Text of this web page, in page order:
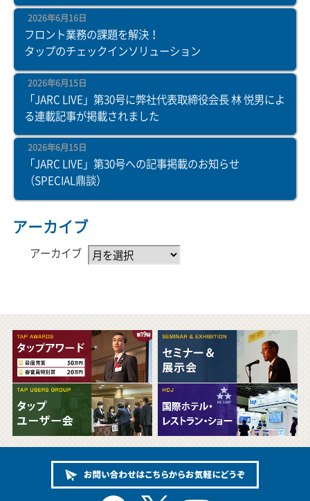
フロント業務の課題を解決！
タップのチェックインソリューション
2026年6月16日
「JARC LIVE」第30号に弊社代表取締役会長 林 悦男によ
る連載記事が掲載されました
2026年6月15日
「JARC LIVE」第30号への記事掲載のお知らせ
（SPECIAL鼎談）
2026年6月15日
アーカイブ
アーカイブ